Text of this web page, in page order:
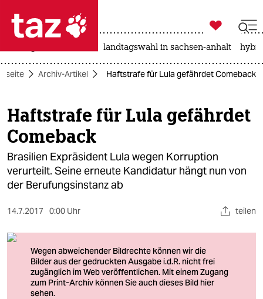
 taz zahl ich
taz zahl ich
themen
politik
öko
gesellschaft
kultur
sport
berlin
nord

taz zahl ich
landtagswahl in sachsen-anhalt
Archiv-Artikel Haftstrafe für Lula gefährdet Comeback
Haftstrafe für Lula gefährdet
Comeback
Brasilien Expräsident Lula wegen Korruption
verurteilt. Seine erneute Kandidatur hängt nun von
der Berufungsinstanz ab
14.7.2017 0:00 Uhr teilen